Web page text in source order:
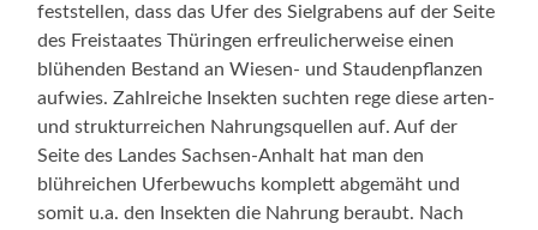
feststellen, dass das Ufer des Sielgrabens auf der Seite
des Freistaates Thüringen erfreulicherweise einen
blühenden Bestand an Wiesen- und Staudenpflanzen
aufwies. Zahlreiche Insekten suchten rege diese arten-
und strukturreichen Nahrungsquellen auf. Auf der
Seite des Landes Sachsen-Anhalt hat man den
blühreichen Uferbewuchs komplett abgemäht und
somit u.a. den Insekten die Nahrung beraubt. Nach